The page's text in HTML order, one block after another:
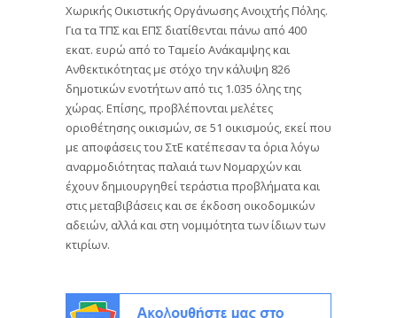
Χωρικής Οικιστικής Οργάνωσης Ανοιχτής Πόλης.
Για τα ΤΠΣ και ΕΠΣ διατίθενται πάνω από 400
εκατ. ευρώ από το Ταμείο Ανάκαμψης και
Ανθεκτικότητας με στόχο την κάλυψη 826
δημοτικών ενοτήτων από τις 1.035 όλης της
χώρας. Επίσης, προβλέπονται μελέτες
οριοθέτησης οικισμών, σε 51 οικισμούς, εκεί που
με αποφάσεις του ΣτΕ κατέπεσαν τα όρια λόγω
αναρμοδιότητας παλαιά των Νομαρχών και
έχουν δημιουργηθεί τεράστια προβλήματα και
στις μεταβιβάσεις και σε έκδοση οικοδομικών
αδειών, αλλά και στη νομιμότητα των ίδιων των
κτιρίων.